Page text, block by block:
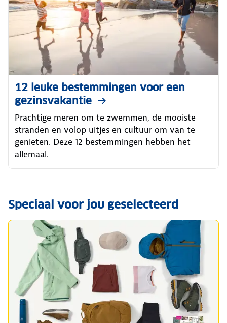
12 leuke bestemmingen voor een
gezinsvakantie
Prachtige meren om te zwemmen, de mooiste
stranden en volop uitjes en cultuur om van te
genieten. Deze 12 bestemmingen hebben het
allemaal.
Speciaal voor jou geselecteerd